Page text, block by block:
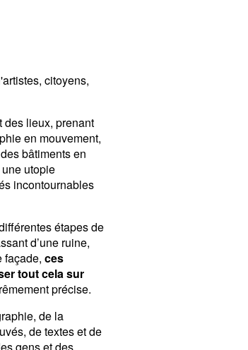
citoyens,
lieux, prenant
en mouvement,
bâtiments en
utopie
incontournables
étapes de
d’une ruine,
façade, ces
tout cela sur
précise.
de la
de textes et de